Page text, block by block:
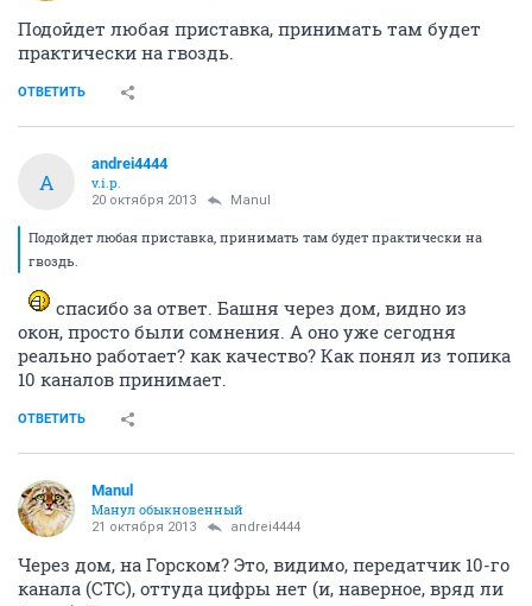
Подойдет любая приставка, принимать там будет
практически на гвоздь.
ОТВЕТИТЬ
A
andrei4444
v.i.p.
20 октября 2013 Manul
Подойдет любая приставка, принимать там будет практически на
гвоздь.
спасибо за ответ. Башня через дом, видно из
окон, просто были сомнения. А оно уже сегодня
реально работает? как качество? Как понял из топика
10 каналов принимает.
ОТВЕТИТЬ
Manul
Манул обыкновенный
21 октября 2013 andrei4444
Через дом, на Горском? Это, видимо, передатчик 10-го
канала (СТС), оттуда цифры нет (и, наверное, вряд ли